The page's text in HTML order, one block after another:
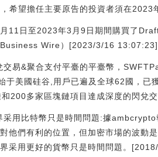
希望擔任主要原告的投資者須在2023
11日至2023年3月9日期間購買了
Business Wire）[2023/3/16 13:07:23]
易&聚合支付平臺的平臺幣，
于美國硅谷,用戶已遍及全球62國，
200多家區塊鏈項目達成深度的閃兌交
用比特幣只是時間問題:據
他們有利的位置，但加密市場的波動
采用更好的貨幣只是時間問題。